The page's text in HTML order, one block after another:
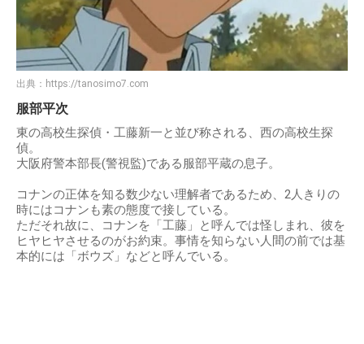
出典： https://tanosimo7.com
服部平次
東の高校生探偵・工藤新一と並び称される、西の高校生探
偵。
大阪府警本部長(警視監)である服部平蔵の息子。
コナンの正体を知る数少ない理解者であるため、2人きりの
時にはコナンも素の態度で接している。
ただそれ故に、コナンを「工藤」と呼んでは怪しまれ、彼を
ヒヤヒヤさせるのがお約束。事情を知らない人間の前では基
本的には「ボウズ」などと呼んでいる。